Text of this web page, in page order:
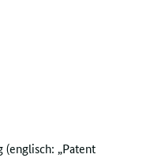
(englisch: „Patent